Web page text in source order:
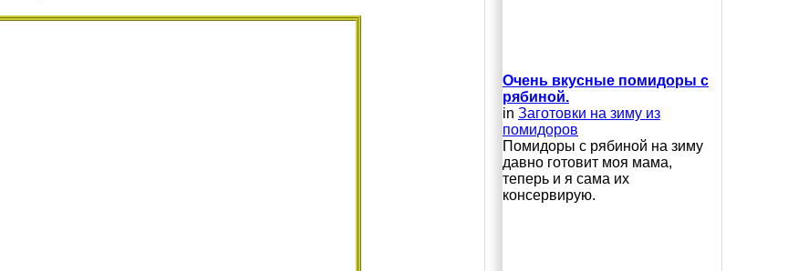
Очень вкусные помидоры с
рябиной.
in Заготовки на зиму из
помидоров
Помидоры с рябиной на зиму
давно готовит моя мама,
теперь и я сама их
консервирую.